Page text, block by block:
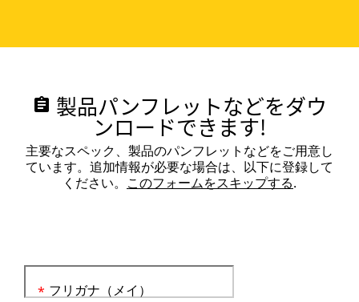
assignment 製品パンフレットなどをダウ
ンロードできます!
主要なスペック、製品のパンフレットなどをご用意し
ています。追加情報が必要な場合は、以下に登録して
ください。 このフォームをスキップする.
フリガナ（メイ）
*